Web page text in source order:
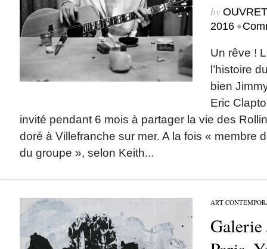
by
2016 •
Un rêve !
l’histoire
bien
Eric
invité pendant 6 mois à partager la vie des
doré à Villefranche sur mer. A la fois « membre
du groupe », selon Keith...
ART
Galerie